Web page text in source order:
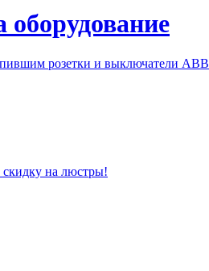
розетки и выключатели ABB
на люстры!